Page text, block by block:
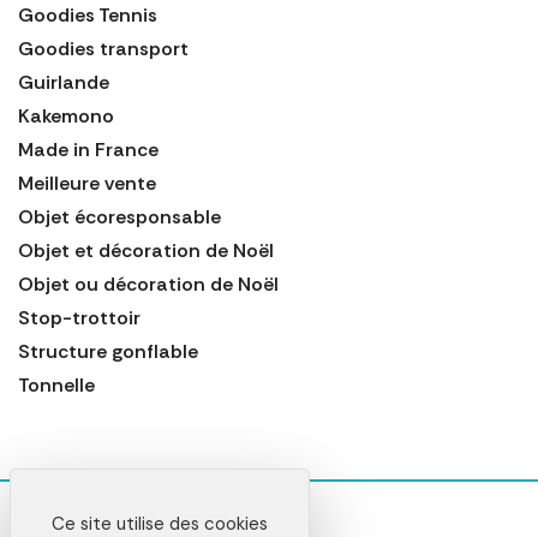
Goodies Tennis
Goodies transport
Guirlande
Kakemono
Made in France
Meilleure vente
Objet écoresponsable
Objet et décoration de Noël
Objet ou décoration de Noël
Stop-trottoir
Structure gonflable
Tonnelle
Ce site utilise des cookies